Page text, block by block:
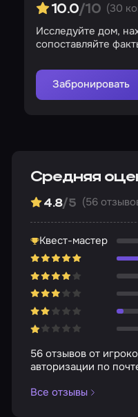
10.0/10 (30
Исследуйте дом,
сопоставляйте
Забронировать
Средняя
4.8/5 (56
Квест-мастер
56 отзывов от
авторизации по
Все отзывы